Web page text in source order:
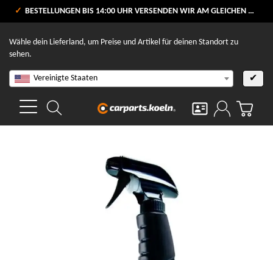
VERSANDKOSTENFREI AB 80 €
BESTELLUNGEN BIS 14:00 UHR VERSENDEN WIR AM GLEICHEN WERKTAG
Wähle dein Lieferland, um Preise und Artikel für deinen Standort zu
sehen.
Vereinigte Staaten ✔